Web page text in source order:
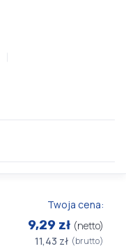
Twoja cena:
9,29 zł (netto)
11,43 zł (brutto)